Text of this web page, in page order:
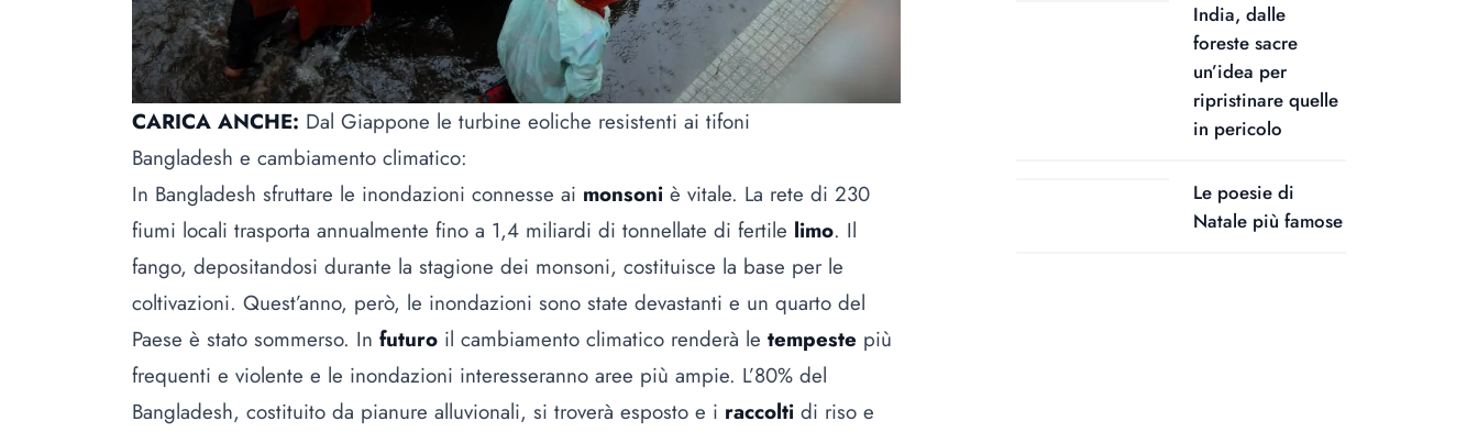
CARICA ANCHE: Dal Giappone le turbine eoliche resistenti ai tifoni
Bangladesh e cambiamento climatico:
In Bangladesh sfruttare le inondazioni connesse ai monsoni è vitale. La rete di 230
fiumi locali trasporta annualmente fino a 1,4 miliardi di tonnellate di fertile limo. Il
fango, depositandosi durante la stagione dei monsoni, costituisce la base per le
coltivazioni. Quest’anno, però, le inondazioni sono state devastanti e un quarto del
Paese è stato sommerso. In futuro il cambiamento climatico renderà le tempeste più
frequenti e violente e le inondazioni interesseranno aree più ampie. L’80% del
Bangladesh, costituito da pianure alluvionali, si troverà esposto e i raccolti di riso e
India, dalle
foreste sacre
un’idea per
ripristinare quelle
in pericolo
Le poesie di
Natale più famose